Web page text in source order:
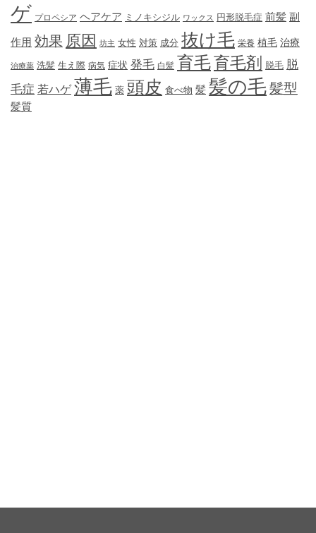
ゲ プロペシア ヘアケア ミノキシジル ワックス 円形脱毛症 前髪 副
作用 効果 原因 坊主 女性 対策 成分 抜け毛 栄養 植毛 治療
治療薬 洗髪 生え際 病気 症状 発毛 白髪 育毛育毛剤 脱毛 脱
毛症 若ハゲ 薄毛 薬 頭皮 食べ物 髪 髪の毛髪型
髪質